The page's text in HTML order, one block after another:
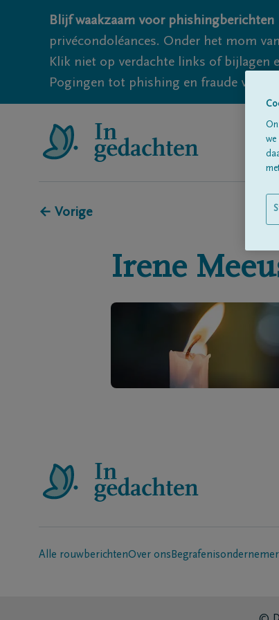
Blijf waakzaam voor
privécondoléances. Onder het mom
Klik niet op verdachte links of bijlagen
Pogingen tot phishing en fraude
← Vorige
Irene
Alle rouwberichtenOver ons
we